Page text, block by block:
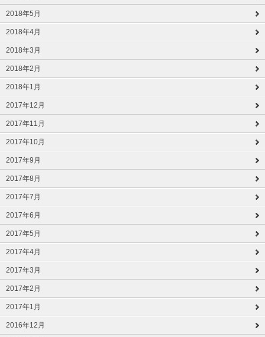
2018年5月
2018年4月
2018年3月
2018年2月
2018年1月
2017年12月
2017年11月
2017年10月
2017年9月
2017年8月
2017年7月
2017年6月
2017年5月
2017年4月
2017年3月
2017年2月
2017年1月
2016年12月